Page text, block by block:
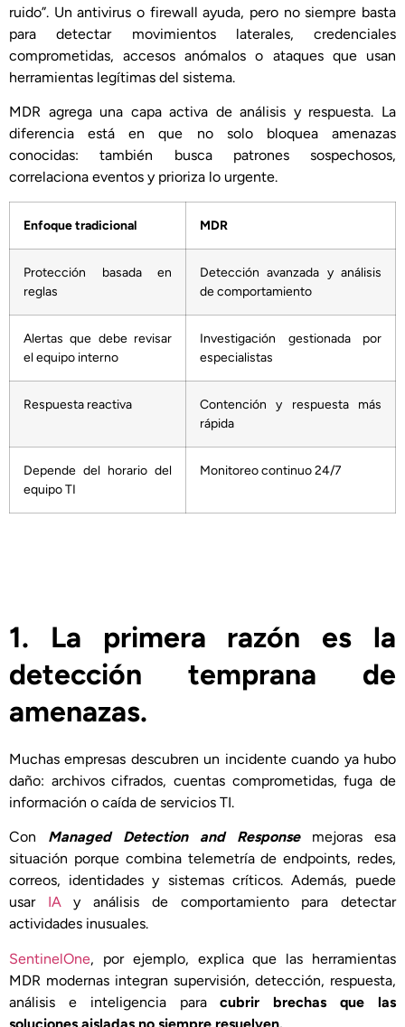
ruido”. Un antivirus o firewall ayuda, pero no siempre basta
para detectar movimientos laterales, credenciales
comprometidas, accesos anómalos o ataques que usan
herramientas legítimas del sistema.
MDR agrega una capa activa de análisis y respuesta. La
diferencia está en que no solo bloquea amenazas
conocidas: también busca patrones sospechosos,
correlaciona eventos y prioriza lo urgente.
Enfoque tradicional MDR
Protección basada en
reglas
Detección avanzada y análisis
de comportamiento
Alertas que debe revisar
el equipo interno
Investigación gestionada por
especialistas
Respuesta reactiva
Contención y respuesta más
rápida
Depende del horario del
equipo TI
Monitoreo continuo 24/7
1. La primera razón es la
detección temprana de
amenazas.
Muchas empresas descubren un incidente cuando ya hubo
daño: archivos cifrados, cuentas comprometidas, fuga de
información o caída de servicios TI.
Con Managed Detection and Responsemejoras esa
situación porque combina telemetría de endpoints, redes,
correos, identidades y sistemas críticos. Además, puede
usar IAy análisis de comportamiento para detectar
actividades inusuales.
SentinelOne, por ejemplo, explica que las herramientas
MDR modernas integran supervisión, detección, respuesta,
análisis e inteligencia paracubrir brechas que las